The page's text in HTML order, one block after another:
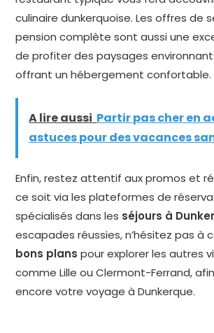
culinaire dunkerquoise. Les offres de
pension complète sont aussi une
de profiter des paysages
offrant un hébergement confortable.
A lire aussi Partir pas cher en
astuces pour des vacances
Enfin, restez attentif aux promos et
ce soit via les plateformes de
spécialisés dans les séjours à
escapades réussies, n’hésitez pas à
bons plans pour explorer les autres
comme Lille ou Clermont-Ferrand, afin
encore votre voyage à Dunkerque.